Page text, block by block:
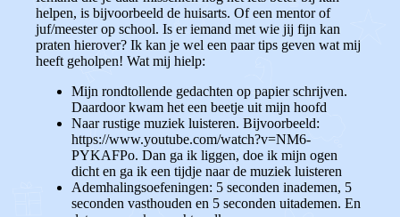
helpen, is bijvoorbeeld de huisarts. Of een mentor of
juf/meester op school. Is er iemand met wie jij fijn kan
praten hierover? Ik kan je wel een paar tips geven wat mij
heeft geholpen! Wat mij hielp:
Mijn rondtollende gedachten op papier schrijven.
Daardoor kwam het een beetje uit mijn hoofd
Naar rustige muziek luisteren. Bijvoorbeeld:
https://www.youtube.com/watch?v=NM6-
PYKAFPo. Dan ga ik liggen, doe ik mijn ogen
dicht en ga ik een tijdje naar de muziek luisteren
Ademhalingsoefeningen: 5 seconden inademen, 5
seconden vasthouden en 5 seconden uitademen. En